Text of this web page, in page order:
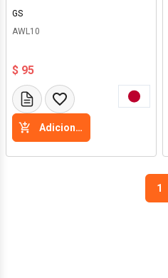
GS
AWL10
$ 95
Adicione a cesta
1